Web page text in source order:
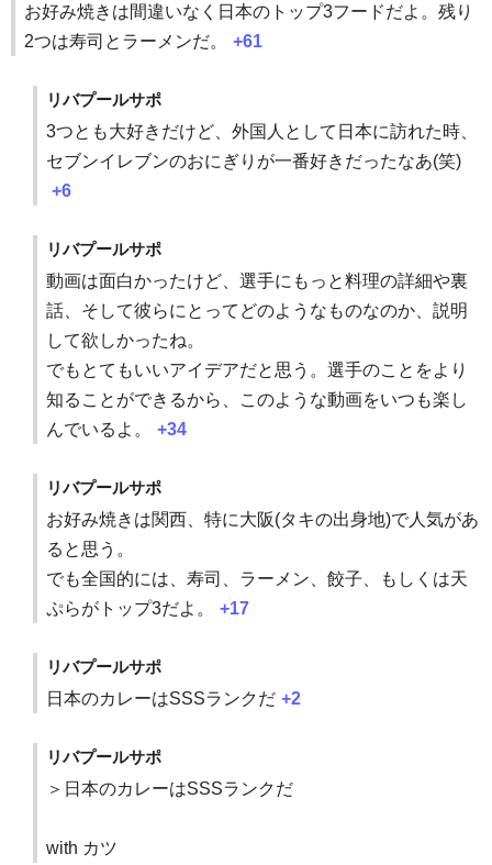
お好み焼きは間違いなく日本のトップ3フードだよ。残り
2つは寿司とラーメンだ。
+61
リバプールサポ
3つとも大好きだけど、外国人として日本に訪れた時、
セブンイレブンのおにぎりが一番好きだったなあ(笑)
+6
リバプールサポ
動画は面白かったけど、選手にもっと料理の詳細や裏
話、そして彼らにとってどのようなものなのか、説明
して欲しかったね。
でもとてもいいアイデアだと思う。選手のことをより
知ることができるから、このような動画をいつも楽し
んでいるよ。
+34
リバプールサポ
お好み焼きは関西、特に大阪(タキの出身地)で人気があ
ると思う。
でも全国的には、寿司、ラーメン、餃子、もしくは天
ぷらがトップ3だよ。
+17
リバプールサポ
日本のカレーはSSSランクだ +2
リバプールサポ
＞日本のカレーはSSSランクだ
with カツ